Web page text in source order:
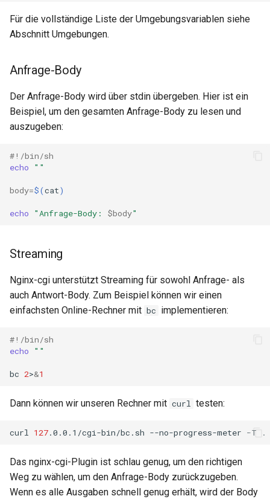
Für die vollständige Liste der Umgebungsvariablen siehe
Abschnitt Umgebungen.
Anfrage-Body
Der Anfrage-Body wird über stdin übergeben. Hier ist ein
Beispiel, um den gesamten Anfrage-Body zu lesen und
auszugeben:
#!/bin/sh
echo
""
body=$(cat)
echo "Anfrage-Body: $body"
Streaming
Nginx-cgi unterstützt Streaming für sowohl Anfrage- als
auch Antwort-Body. Zum Beispiel können wir einen
einfachsten Online-Rechner mit bc implementieren:
#!/bin/sh
echo
""
bc 2>&1
Dann können wir unseren Rechner mit curl testen:
curl 127.0.0.1/cgi-bin/bc.sh --no-progress-meter -T
Das nginx-cgi-Plugin ist schlau genug, um den richtigen
Weg zu wählen, um den Anfrage-Body zurückzugeben.
Wenn es alle Ausgaben schnell genug erhält, wird der Body